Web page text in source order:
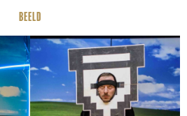
BEELD